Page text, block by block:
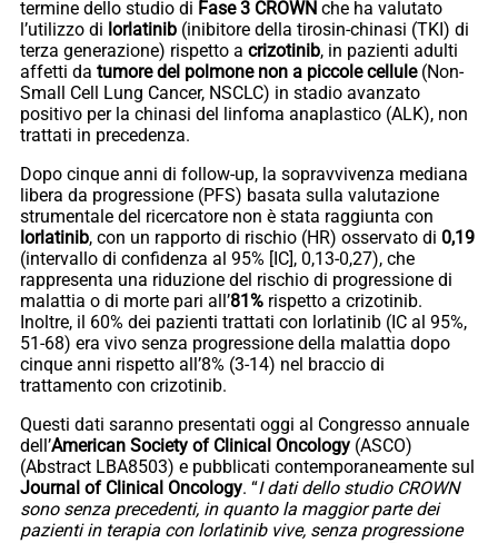
termine dello studio di Fase 3 CROWN che ha valutato
l’utilizzo di lorlatinib (inibitore della tirosin-chinasi (TKI) di
terza generazione) rispetto a crizotinib, in pazienti adulti
affetti da tumore del polmone non a piccole cellule(Non-
Small Cell Lung Cancer, NSCLC) in stadio avanzato
positivo per la chinasi del linfoma anaplastico (ALK), non
trattati in precedenza.
Dopo cinque anni di follow-up, la sopravvivenza mediana
libera da progressione (PFS) basata sulla valutazione
strumentale del ricercatore non è stata raggiunta con
lorlatinib, con un rapporto di rischio (HR) osservato di 0,19
(intervallo di confidenza al 95% [IC], 0,13-0,27), che
rappresenta una riduzione del rischio di progressione di
malattia o di morte pari all’81% rispetto a crizotinib.
Inoltre, il 60% dei pazienti trattati con lorlatinib (IC al 95%,
51-68) era vivo senza progressione della malattia dopo
cinque anni rispetto all’8% (3-14) nel braccio di
trattamento con crizotinib.
Questi dati saranno presentati oggi al Congresso annuale
dell’American Society of Clinical Oncology (ASCO)
(Abstract LBA8503) e pubblicati contemporaneamente sul
Journal of Clinical Oncology. “I dati dello studio CROWN
sono senza precedenti, in quanto la maggior parte dei
pazienti in terapia con lorlatinib vive, senza progressione